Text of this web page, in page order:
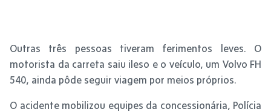
Outras três pessoas tiveram ferimentos leves. O
motorista da carreta saiu ileso e o veículo, um Volvo FH
540, ainda pôde seguir viagem por meios próprios.
O acidente mobilizou equipes da concessionária, Polícia